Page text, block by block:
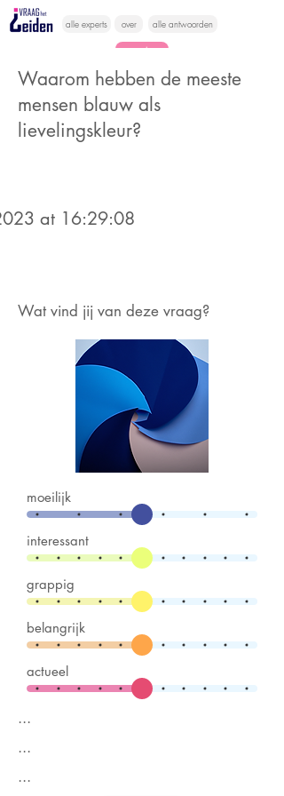
alle experts over alle antwoorden
vragen lessen
Vraag het
hier
Waarom hebben de meeste
mensen blauw als
lievelingskleur?
at 16:29:08
Wat vind jij van deze vraag?
moeilijk
interessant
grappig
belangrijk
actueel
...
...
...